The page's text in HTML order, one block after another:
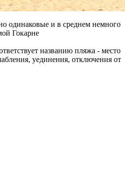
одинаковые и в среднем немного
Гокарне
названию пляжа - место
уединения, отключения от